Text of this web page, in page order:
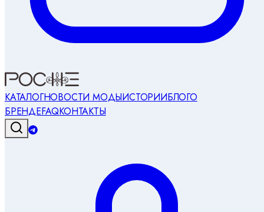
КАТАЛОГНОВОСТИ МОДЫИСТОРИИБЛОГО
БРЕНДЕFAQКОНТАКТЫ